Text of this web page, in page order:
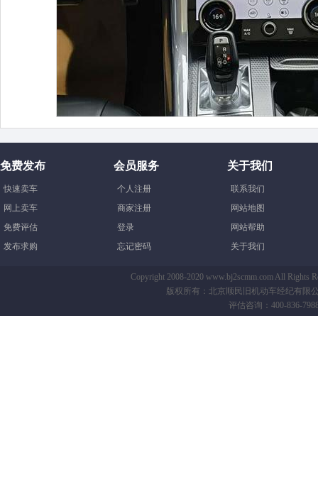
免费发布
快速卖车
网上卖车
免费评估
发布求购
会员服务
个人注册
商家注册
登录
忘记密码
关于我们
联系我们
网站地图
网站帮助
关于我们
Copyright 2008-2020 www.bj2scmm.com All Rights
版权所有：北京顺民旧机动车经纪有限
评估咨询：400-836-